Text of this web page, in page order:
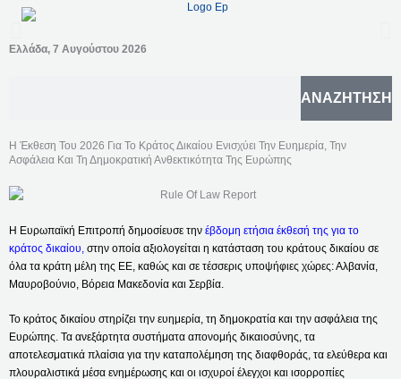
Ελλάδα, 7 Αυγούστου 2026
C
ΑΝΑΖΉΤΗΣΗ
Η Έκθεση Του 2026 Για Το Κράτος Δικαίου Ενισχύει Την Ευημερία, Την
Ασφάλεια Και Τη Δημοκρατική Ανθεκτικότητα Της Ευρώπης
Η Ευρωπαϊκή Επιτροπή δημοσίευσε την έβδομη ετήσια έκθεσή της για το
κράτος δικαίου, στην οποία αξιολογείται η κατάσταση του κράτους δικαίου σε
όλα τα κράτη μέλη της ΕΕ, καθώς και σε τέσσερις υποψήφιες χώρες: Αλβανία,
Μαυροβούνιο, Βόρεια Μακεδονία και Σερβία.
Το κράτος δικαίου στηρίζει την ευημερία, τη δημοκρατία και την ασφάλεια της
Ευρώπης. Τα ανεξάρτητα συστήματα απονομής δικαιοσύνης, τα
αποτελεσματικά πλαίσια για την καταπολέμηση της διαφθοράς, τα ελεύθερα και
πλουραλιστικά μέσα ενημέρωσης και οι ισχυροί έλεγχοι και ισορροπίες